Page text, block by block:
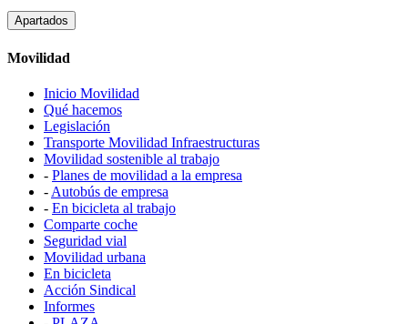
Apartados
Movilidad
Inicio Movilidad
Qué hacemos
Legislación
Transporte Movilidad Infraestructuras
Movilidad sostenible al trabajo
- Planes de movilidad a la empresa
- Autobús de empresa
- En bicicleta al trabajo
Comparte coche
Seguridad vial
Movilidad urbana
En bicicleta
Acción Sindical
Informes